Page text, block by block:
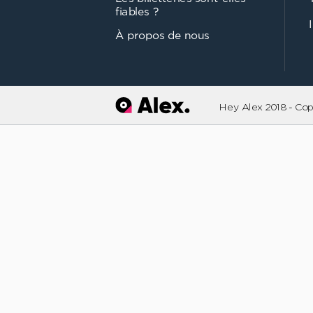
fiables ?
À propos de nous
Hey Alex 2018 -